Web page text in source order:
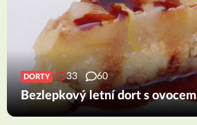
DORTY 33 60
Bezlepkový letní dort s ovocem